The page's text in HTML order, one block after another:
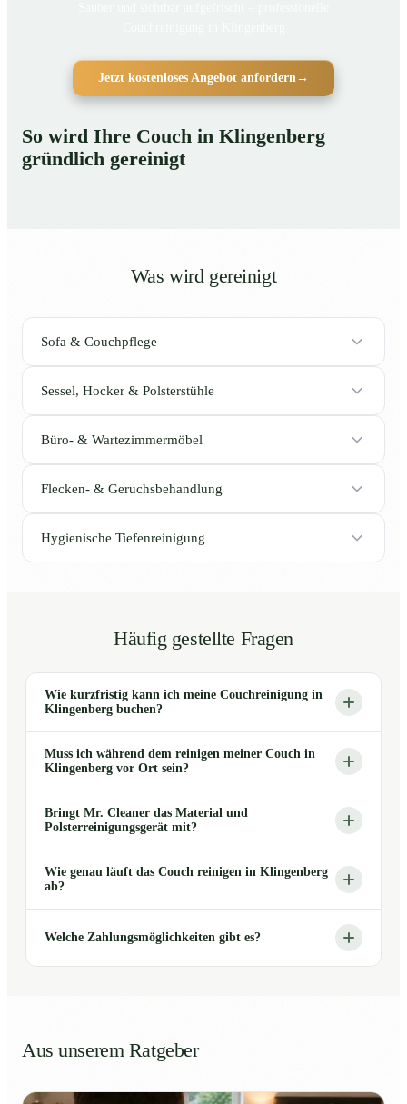
Jetzt kostenloses Angebot anfordern→
So wird Ihre Couch in Klingenberg
gründlich gereinigt
Was wird gereinigt
Sofa & Couchpflege
Sessel, Hocker & Polsterstühle
Büro- & Wartezimmermöbel
Flecken- & Geruchsbehandlung
Hygienische Tiefenreinigung
Häufig gestellte Fragen
Wie kurzfristig kann ich meine Couchreinigung in
Klingenberg buchen?
Muss ich während dem reinigen meiner Couch in
Klingenberg vor Ort sein?
Bringt Mr. Cleaner das Material und
Polsterreinigungsgerät mit?
Wie genau läuft das Couch reinigen in Klingenberg
ab?
Welche Zahlungsmöglichkeiten gibt es?
Aus unserem Ratgeber